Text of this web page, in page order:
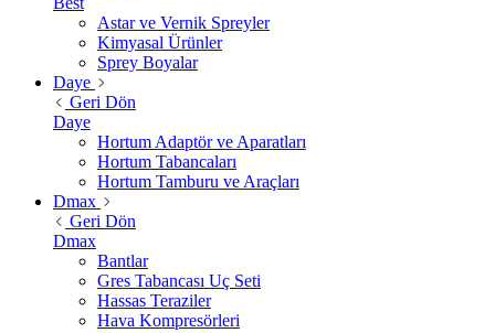
Astar ve Vernik Spreyler
Kimyasal Ürünler
Sprey Boyalar
Daye
Geri Dön
Daye
Hortum Adaptör ve Aparatları
Hortum Tabancaları
Hortum Tamburu ve Araçları
Dmax
Geri Dön
Dmax
Bantlar
Gres Tabancası Uç Seti
Hassas Teraziler
Hava Kompresörleri